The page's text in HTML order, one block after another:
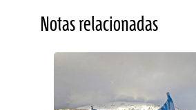
Notas relacionadas